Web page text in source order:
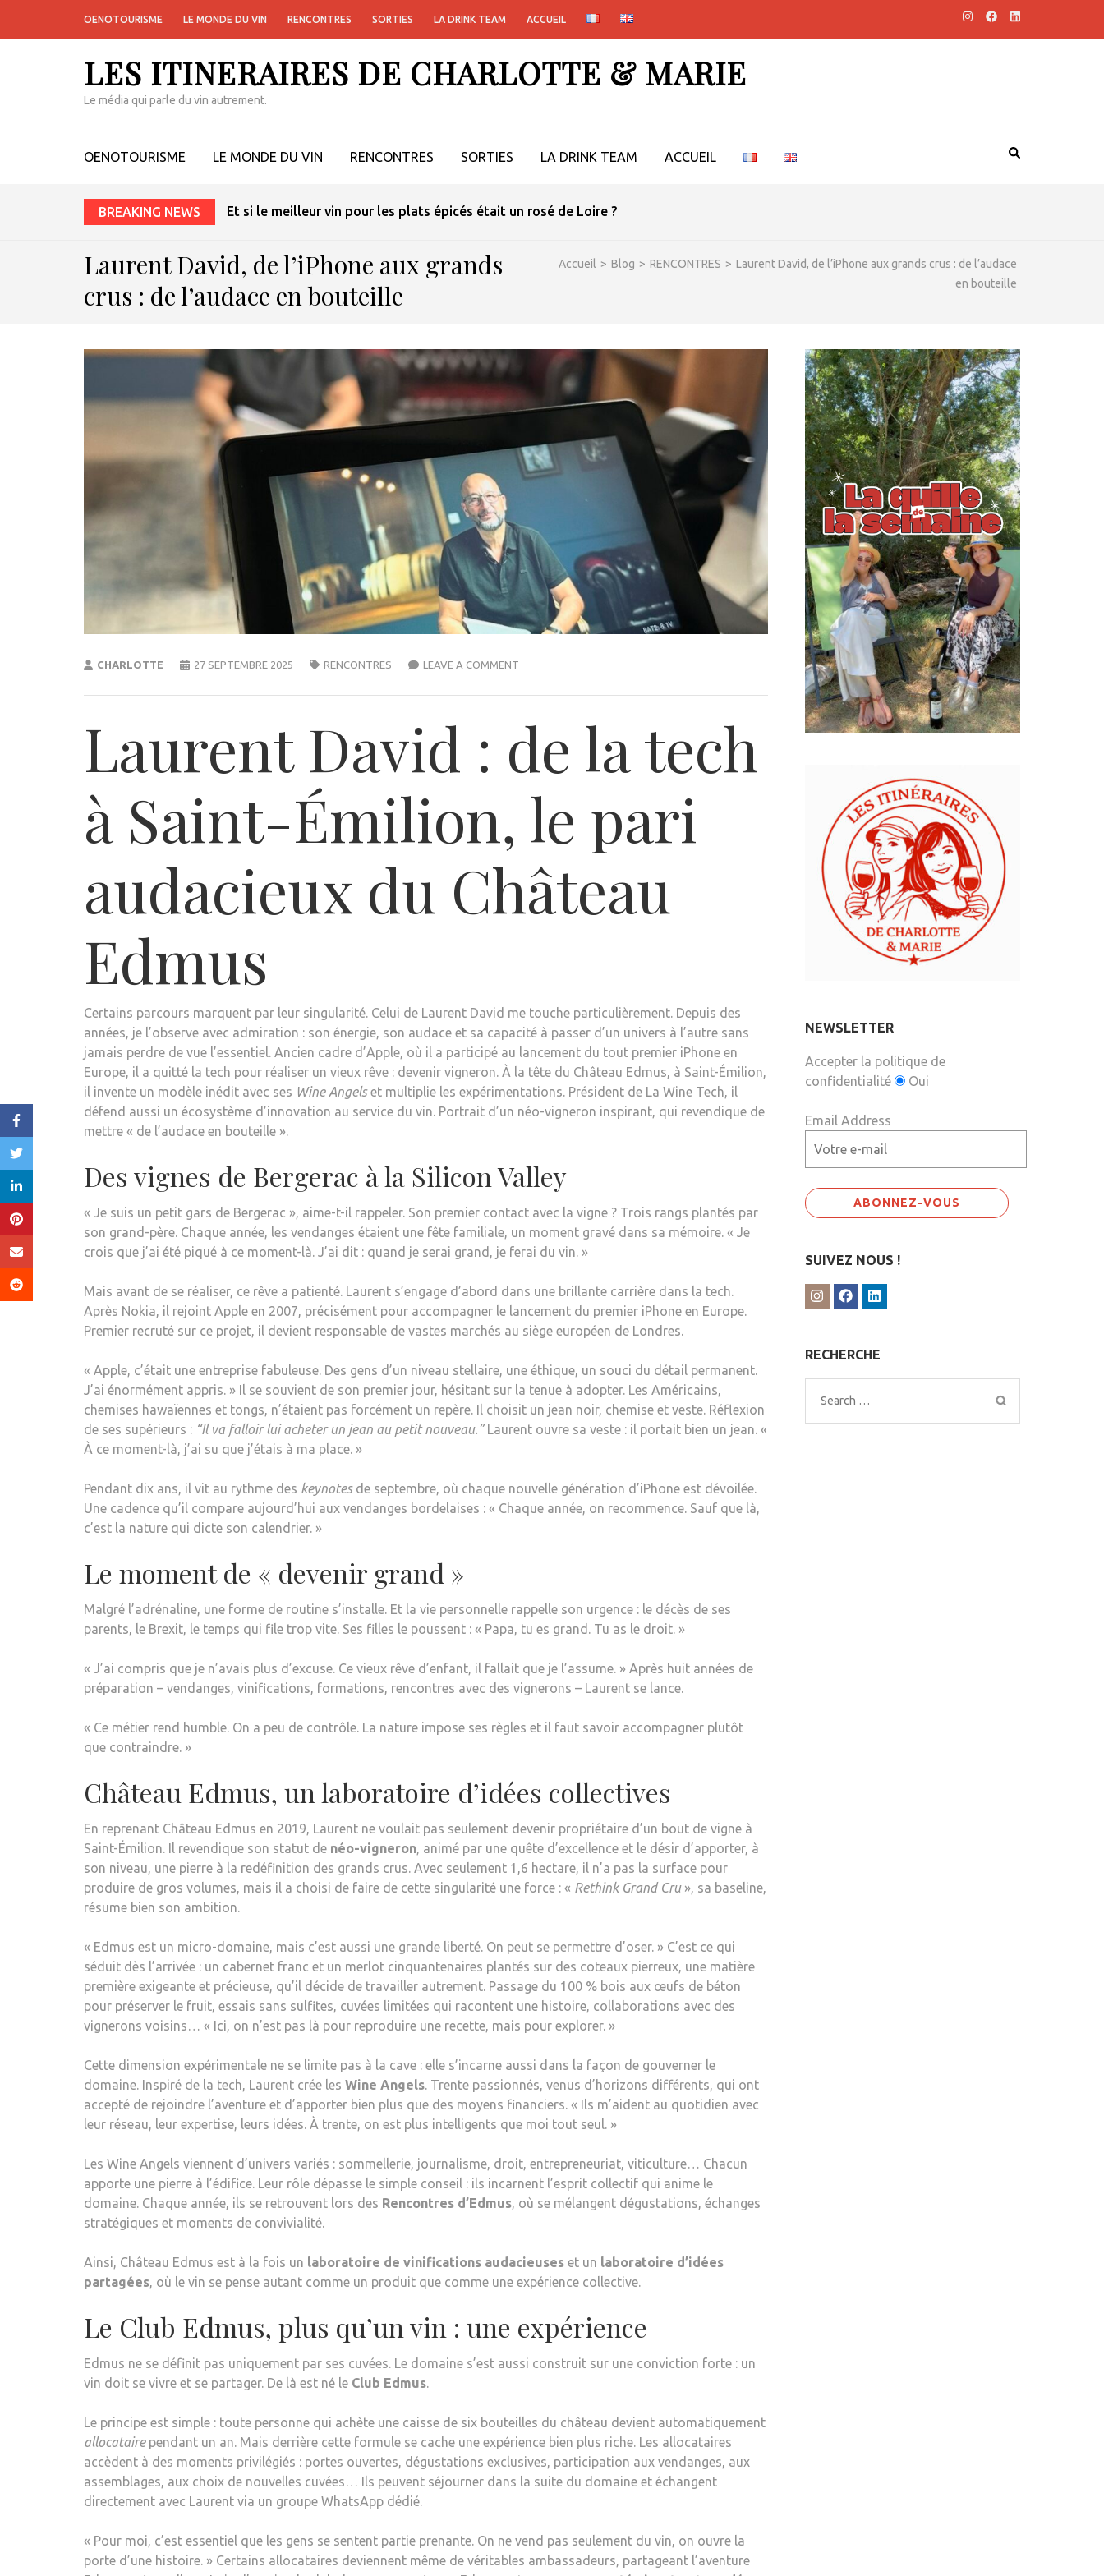
OENOTOURISME LE MONDE DU VIN RENCONTRES SORTIES LA DRINK TEAM ACCUEIL
LES ITINERAIRES DE CHARLOTTE & MARIE
Le média qui parle du vin autrement.
OENOTOURISME LE MONDE DU VIN RENCONTRES SORTIES LA DRINK TEAM ACCUEIL
BREAKING NEWS Et si le meilleur vin pour les plats épicés était un rosé de Loire ?
Accueil > Blog > RENCONTRES > Laurent David, de l’iPhone aux grands crus : de l’audace
en bouteille
Laurent David, de l’iPhone aux grands
crus : de l’audace en bouteille
CHARLOTTE 27 SEPTEMBRE 2025 RENCONTRES LEAVE A COMMENT
Laurent David : de la tech
à Saint-Émilion, le pari
audacieux du Château
Edmus
Certains parcours marquent par leur singularité. Celui de Laurent David me touche particulièrement. Depuis des
années, je l’observe avec admiration : son énergie, son audace et sa capacité à passer d’un univers à l’autre sans
jamais perdre de vue l’essentiel. Ancien cadre d’Apple, où il a participé au lancement du tout premier iPhone en
Europe, il a quitté la tech pour réaliser un vieux rêve : devenir vigneron. À la tête du Château Edmus, à Saint-Émilion,
il invente un modèle inédit avec ses Wine Angelset multiplie les expérimentations. Président de La Wine Tech, il
défend aussi un écosystème d’innovation au service du vin. Portrait d’un néo-vigneron inspirant, qui revendique de
mettre « de l’audace en bouteille ».
Des vignes de Bergerac à la Silicon Valley
« Je suis un petit gars de Bergerac », aime-t-il rappeler. Son premier contact avec la vigne ? Trois rangs plantés par
son grand-père. Chaque année, les vendanges étaient une fête familiale, un moment gravé dans sa mémoire. « Je
crois que j’ai été piqué à ce moment-là. J’ai dit : quand je serai grand, je ferai du vin. »
Mais avant de se réaliser, ce rêve a patienté. Laurent s’engage d’abord dans une brillante carrière dans la tech.
Après Nokia, il rejoint Apple en 2007, précisément pour accompagner le lancement du premier iPhone en Europe.
Premier recruté sur ce projet, il devient responsable de vastes marchés au siège européen de Londres.
« Apple, c’était une entreprise fabuleuse. Des gens d’un niveau stellaire, une éthique, un souci du détail permanent.
J’ai énormément appris. » Il se souvient de son premier jour, hésitant sur la tenue à adopter. Les Américains,
chemises hawaïennes et tongs, n’étaient pas forcément un repère. Il choisit un jean noir, chemise et veste. Réflexion
de ses supérieurs : “Il va falloir lui acheter un jean au petit nouveau.”Laurent ouvre sa veste : il portait bien un jean. «
À ce moment-là, j’ai su que j’étais à ma place. »
Pendant dix ans, il vit au rythme des keynotesde septembre, où chaque nouvelle génération d’iPhone est dévoilée.
Une cadence qu’il compare aujourd’hui aux vendanges bordelaises : « Chaque année, on recommence. Sauf que là,
c’est la nature qui dicte son calendrier. »
Le moment de « devenir grand »
Malgré l’adrénaline, une forme de routine s’installe. Et la vie personnelle rappelle son urgence : le décès de ses
parents, le Brexit, le temps qui file trop vite. Ses filles le poussent : « Papa, tu es grand. Tu as le droit. »
« J’ai compris que je n’avais plus d’excuse. Ce vieux rêve d’enfant, il fallait que je l’assume. » Après huit années de
préparation – vendanges, vinifications, formations, rencontres avec des vignerons – Laurent se lance.
« Ce métier rend humble. On a peu de contrôle. La nature impose ses règles et il faut savoir accompagner plutôt
que contraindre. »
Château Edmus, un laboratoire d’idées collectives
En reprenant Château Edmus en 2019, Laurent ne voulait pas seulement devenir propriétaire d’un bout de vigne à
Saint-Émilion. Il revendique son statut de néo-vigneron, animé par une quête d’excellence et le désir d’apporter, à
son niveau, une pierre à la redéfinition des grands crus. Avec seulement 1,6 hectare, il n’a pas la surface pour
produire de gros volumes, mais il a choisi de faire de cette singularité une force : « Rethink Grand Cru», sa baseline,
résume bien son ambition.
« Edmus est un micro-domaine, mais c’est aussi une grande liberté. On peut se permettre d’oser. » C’est ce qui
séduit dès l’arrivée : un cabernet franc et un merlot cinquantenaires plantés sur des coteaux pierreux, une matière
première exigeante et précieuse, qu’il décide de travailler autrement. Passage du 100 % bois aux œufs de béton
pour préserver le fruit, essais sans sulfites, cuvées limitées qui racontent une histoire, collaborations avec des
vignerons voisins… « Ici, on n’est pas là pour reproduire une recette, mais pour explorer. »
Cette dimension expérimentale ne se limite pas à la cave : elle s’incarne aussi dans la façon de gouverner le
domaine. Inspiré de la tech, Laurent crée les Wine Angels. Trente passionnés, venus d’horizons différents, qui ont
accepté de rejoindre l’aventure et d’apporter bien plus que des moyens financiers. « Ils m’aident au quotidien avec
leur réseau, leur expertise, leurs idées. À trente, on est plus intelligents que moi tout seul. »
Les Wine Angels viennent d’univers variés : sommellerie, journalisme, droit, entrepreneuriat, viticulture… Chacun
apporte une pierre à l’édifice. Leur rôle dépasse le simple conseil : ils incarnent l’esprit collectif qui anime le
domaine. Chaque année, ils se retrouvent lors des Rencontres d’Edmus, où se mélangent dégustations, échanges
stratégiques et moments de convivialité.
Ainsi, Château Edmus est à la fois un laboratoire de vinifications audacieuses et un laboratoire d’idées
partagées, où le vin se pense autant comme un produit que comme une expérience collective.
Le Club Edmus, plus qu’un vin : une expérience
Edmus ne se définit pas uniquement par ses cuvées. Le domaine s’est aussi construit sur une conviction forte : un
vin doit se vivre et se partager. De là est né le Club Edmus.
Le principe est simple : toute personne qui achète une caisse de six bouteilles du château devient automatiquement
allocatairependant un an. Mais derrière cette formule se cache une expérience bien plus riche. Les allocataires
accèdent à des moments privilégiés : portes ouvertes, dégustations exclusives, participation aux vendanges, aux
assemblages, aux choix de nouvelles cuvées… Ils peuvent séjourner dans la suite du domaine et échangent
directement avec Laurent via un groupe WhatsApp dédié.
« Pour moi, c’est essentiel que les gens se sentent partie prenante. On ne vend pas seulement du vin, on ouvre la
porte d’une histoire. » Certains allocataires deviennent même de véritables ambassadeurs, partageant l’aventure
NEWSLETTER
Accepter la politique de
confidentialité
Oui
Email Address
SUIVEZ NOUS !
RECHERCHE
Search
for: